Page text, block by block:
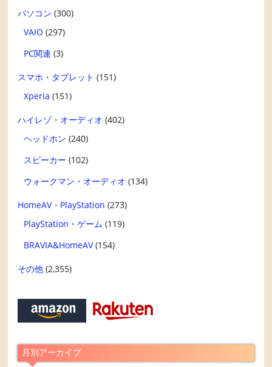
パソコン (300)
VAIO (297)
PC関連 (3)
スマホ・タブレット (151)
Xperia (151)
ハイレゾ・オーディオ (402)
ヘッドホン (240)
スピーカー (102)
ウォークマン・オーディオ (134)
HomeAV・PlayStation (273)
PlayStation・ゲーム (119)
BRAVIA&HomeAV(154)
その他 (2,355)
月別アーカイブ